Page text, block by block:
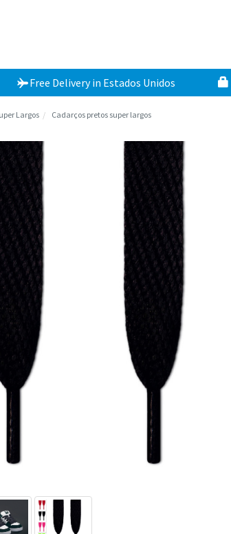
Free Deliveryin Estados Unidos
Largos Cadarços pretos super largos